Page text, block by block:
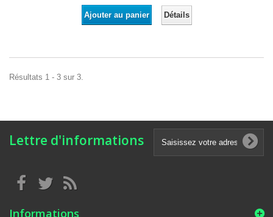
Ajouter au panier Détails
Résultats 1 - 3 sur 3.
Lettre d'informations
Informations